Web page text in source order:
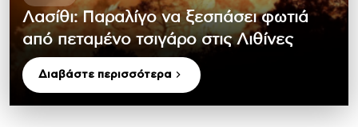
Λασίθι: Παραλίγο να ξεσπάσει φωτιά
από πεταμένο τσιγάρο στις Λιθίνες
Διαβάστε περισσότερα